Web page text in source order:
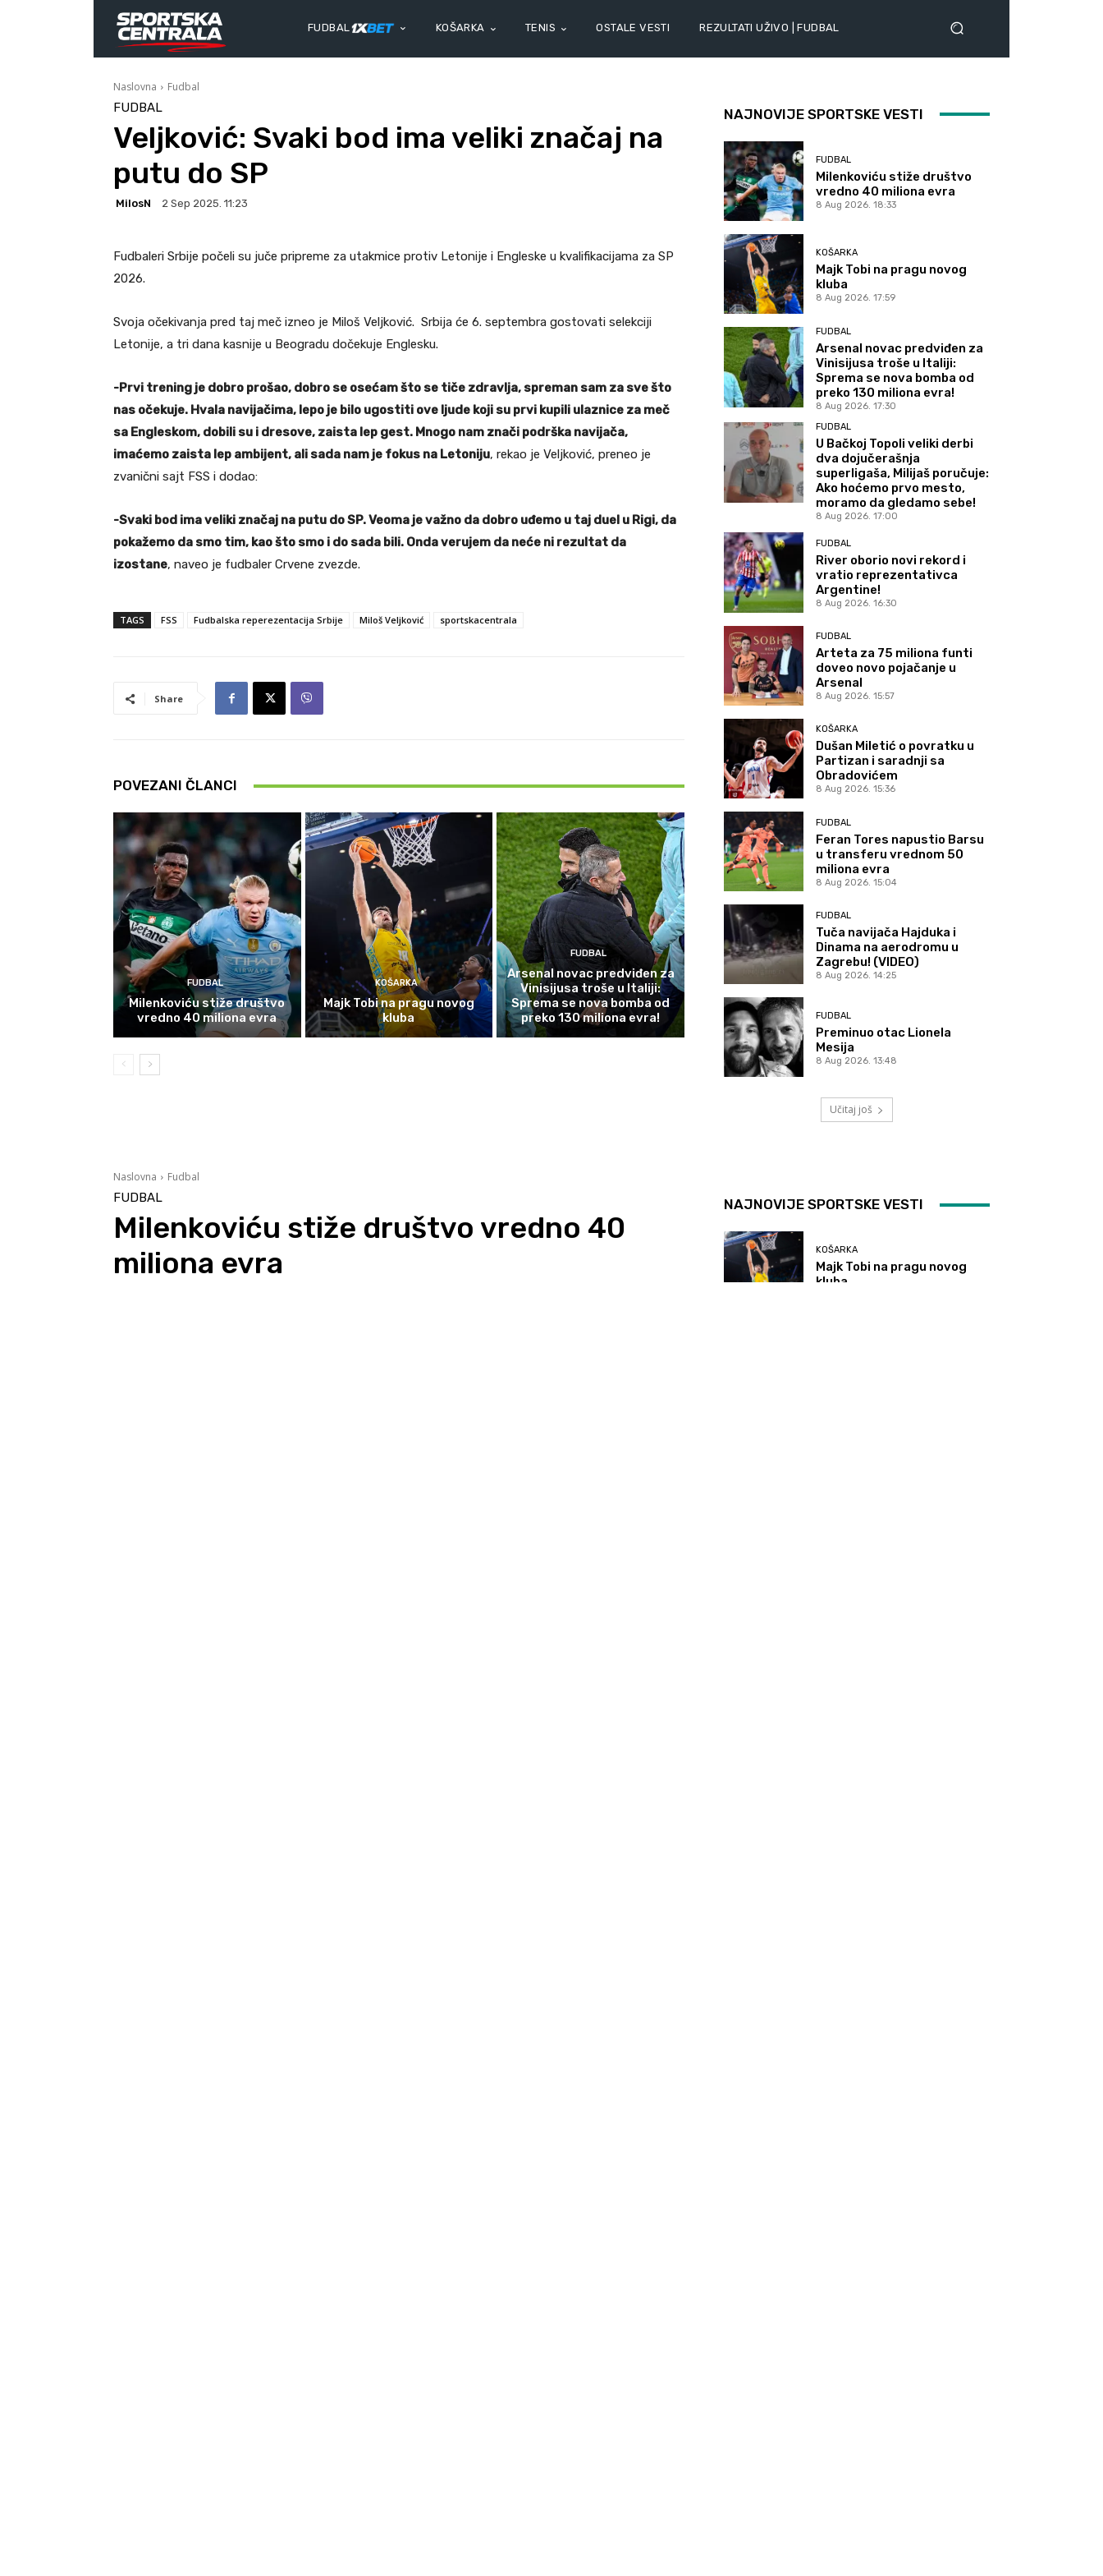
FUDBAL KOŠARKA TENIS OSTALE VESTI REZULTATI UŽIVO | FUDBAL
Naslovna Fudbal
FUDBAL
Veljković: Svaki bod ima veliki značaj na
putu do SP
MilosN 2 Sep 2025. 11:23
Fudbaleri Srbije počeli su juče pripreme za utakmice protiv Letonije i Engleske u kvalifikacijama za SP
2026.
Svoja očekivanja pred taj meč izneo je Miloš Veljković. Srbija će 6. septembra gostovati selekciji
Letonije, a tri dana kasnije u Beogradu dočekuje Englesku.
-Prvi trening je dobro prošao, dobro se osećam što se tiče zdravlja, spreman sam za sve što
nas očekuje. Hvala navijačima, lepo je bilo ugostiti ove ljude koji su prvi kupili ulaznice za meč
sa Engleskom, dobili su i dresove, zaista lep gest. Mnogo nam znači podrška navijača,
imaćemo zaista lep ambijent, ali sada nam je fokus na Letoniju, rekao je Veljković, preneo je
zvanični sajt FSS i dodao:
-Svaki bod ima veliki značaj na putu do SP. Veoma je važno da dobro uđemo u taj duel u Rigi, da
pokažemo da smo tim, kao što smo i do sada bili. Onda verujem da neće ni rezultat da
izostane, naveo je fudbaler Crvene zvezde.
TAGS FSS Fudbalska reperezentacija Srbije Miloš Veljković sportskacentrala
Share
POVEZANI ČLANCI
FUDBAL
Milenkoviću stiže društvo
vredno 40 miliona evra
KOŠARKA
Majk Tobi na pragu novog
kluba
FUDBAL
Arsenal novac predviđen za
Vinisijusa troše u Italiji:
Sprema se nova bomba od
preko 130 miliona evra!
NAJNOVIJE SPORTSKE VESTI
FUDBAL
Milenkoviću stiže društvo
vredno 40 miliona evra
8 Aug 2026. 18:33
KOŠARKA
Majk Tobi na pragu novog
kluba
8 Aug 2026. 17:59
FUDBAL
Arsenal novac predviđen za
Vinisijusa troše u Italiji:
Sprema se nova bomba od
preko 130 miliona evra!
8 Aug 2026. 17:30
FUDBAL
U Bačkoj Topoli veliki derbi
dva dojučerašnja
superligaša, Milijaš poručuje:
Ako hoćemo prvo mesto,
moramo da gledamo sebe!
8 Aug 2026. 17:00
FUDBAL
River oborio novi rekord i
vratio reprezentativca
Argentine!
8 Aug 2026. 16:30
FUDBAL
Arteta za 75 miliona funti
doveo novo pojačanje u
Arsenal
8 Aug 2026. 15:57
KOŠARKA
Dušan Miletić o povratku u
Partizan i saradnji sa
Obradovićem
8 Aug 2026. 15:36
FUDBAL
Feran Tores napustio Barsu
u transferu vrednom 50
miliona evra
8 Aug 2026. 15:04
FUDBAL
Tuča navijača Hajduka i
Dinama na aerodromu u
Zagrebu! (VIDEO)
8 Aug 2026. 14:25
FUDBAL
Preminuo otac Lionela
Mesija
8 Aug 2026. 13:48
Učitaj još